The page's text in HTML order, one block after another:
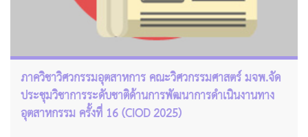
ภาควิชาวิศวกรรมอุตสาหการ คณะวิศวกรรมศาสตร์ มจพ.จัด
ประชุมวิชาการระดับชาติด้านการพัฒนาการดำเนินงานทาง
อุตสาหกรรม ครั้งที่ 16 (CIOD 2025)